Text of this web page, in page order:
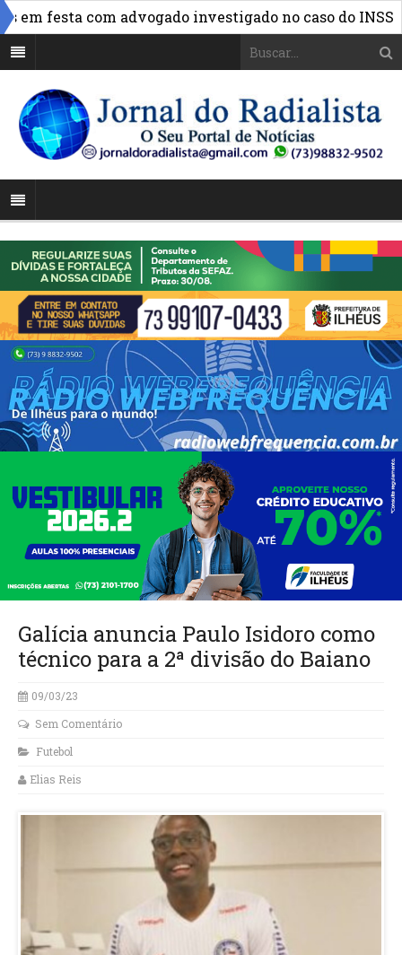
com advogado investigado no caso do INSS »
Galícia anuncia Paulo Isidoro como
técnico para a 2ª divisão do Baiano
09/03/23
Sem Comentário
Futebol
Elias Reis